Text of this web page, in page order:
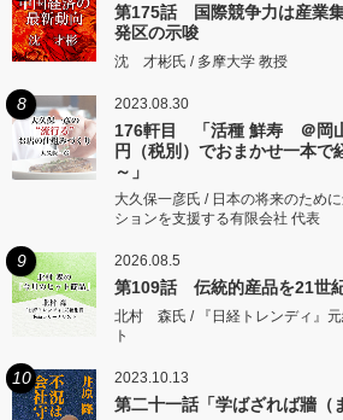
第175話 国際競争力は産業
発区の示唆
沈 才彬氏 / 多摩大学 教授
8 2023.08.30
176軒目 「活種 鮮寿 ＠岡
円（税別）でおまかせ一本で
～」
大久保一彦氏 / 日本の将来のため
ションを支援する有限会社 代表
9 2026.08.5
第109話 伝統的産品を21世
北村 森氏 / 『日経トレンディ』
ト
10 2023.10.13
第二十一話「学ばざれば牆（